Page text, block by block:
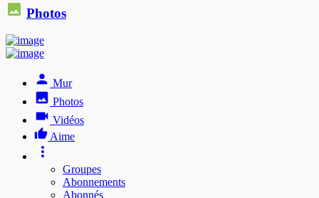
Photos
Mur
Photos
Vidéos
Aime
Groupes
Abonnements
Abonnés